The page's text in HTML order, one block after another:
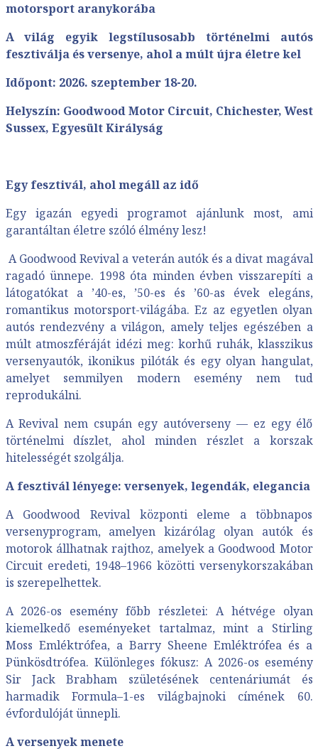
motorsport aranykorába
A világ egyik legstílusosabb történelmi autós
fesztiválja és versenye, ahol a múlt újra életre kel
Időpont: 2026. szeptember 18-20.
Helyszín: Goodwood Motor Circuit, Chichester, West
Sussex, Egyesült Királyság
Egy fesztivál, ahol megáll az idő
Egy igazán egyedi programot ajánlunk most, ami
garantáltan életre szóló élmény lesz!
A Goodwood Revival a veterán autók és a divat magával
ragadó ünnepe. 1998 óta minden évben visszarepíti a
látogatókat a ’40-es, ’50-es és ’60-as évek elegáns,
romantikus motorsport-világába. Ez az egyetlen olyan
autós rendezvény a világon, amely teljes egészében a
múlt atmoszféráját idézi meg: korhű ruhák, klasszikus
versenyautók, ikonikus pilóták és egy olyan hangulat,
amelyet semmilyen modern esemény nem tud
reprodukálni.
A Revival nem csupán egy autóverseny — ez egy élő
történelmi díszlet, ahol minden részlet a korszak
hitelességét szolgálja.
A fesztivál lényege: versenyek, legendák, elegancia
A Goodwood Revival központi eleme a többnapos
versenyprogram, amelyen kizárólag olyan autók és
motorok állhatnak rajthoz, amelyek a Goodwood Motor
Circuit eredeti, 1948–1966 közötti versenykorszakában
is szerepelhettek.
A 2026-os esemény főbb részletei: A hétvége olyan
kiemelkedő eseményeket tartalmaz, mint a Stirling
Moss Emléktrófea, a Barry Sheene Emléktrófea és a
Pünkösdtrófea. Különleges fókusz: A 2026-os esemény
Sir Jack Brabham születésének centenáriumát és
harmadik Formula–1-es világbajnoki címének 60.
évfordulóját ünnepli.
A versenyek menete